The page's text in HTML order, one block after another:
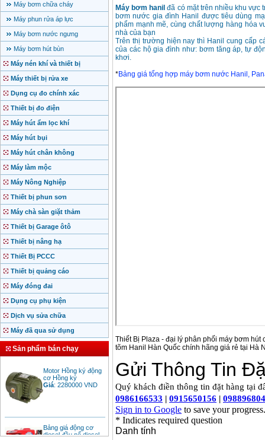
Máy bơm chữa cháy
Máy phun rửa áp lực
Máy bơm nước ngưng
Máy bơm hút bùn
Máy nén khí và thiết bị
Máy thiết bị rửa xe
Dụng cụ đo chính xác
Thiết bị đo điện
Máy hút ẩm lọc khí
Máy hút bụi
Máy hút chân không
Máy làm mộc
Máy Nông Nghiệp
Thiết bị phun sơn
Máy chà sàn giặt thảm
Thiết bị Garage ôtô
Thiết bị nâng hạ
Thiết Bị PCCC
Thiết bị quảng cáo
Máy đóng đai
Dụng cụ phụ kiện
Dịch vụ sửa chữa
Máy đã qua sử dụng
Sản phẩm bán chạy
cơ Hồng ký
Giá :2280000
diesel đầu nổ diesel
Giá:6500000VND
Máy bơm hanilđã có mặt trên nhiều khu vực
bơm nước gia đình Hanil được tiêu dùng
phẩm mạnh mẽ, cùng chất lượng hàng hóa
nhà của bạn
Trên thị trường hiện nay thì Hanil cung cấp
của các hộ gia đình như: bơm tăng áp, tự
khơi.
*Bảng giá tổng hợp máy bơm nước Hanil,
Thiết Bị Plaza - đại lý phân phối máy bơm
tõm Hanil Hàn Quốc chính hãng giá rẻ tại Hà